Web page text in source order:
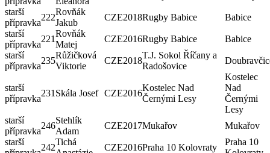
starší
přípravka
222
Rovňák
Jakub
CZE2018Rugby Babice
Babice
starší
přípravka
221
Rovňák
Matej
CZE2016Rugby Babice
Babice
starší
přípravka
235
Růžičková
Viktorie
CZE2018
T.J. Sokol Říčany a
Radošovice
starší
přípravka
231 Skála Josef CZE2016
Kostelec Nad
Černými Lesy
Kostelec
Nad
Černými
Lesy
starší
přípravka
246
Stehlík
Adam
CZE2017Mukařov
Mukařov
starší
242
Tichá
CZE2016Praha 10 Kolovraty
Praha 10